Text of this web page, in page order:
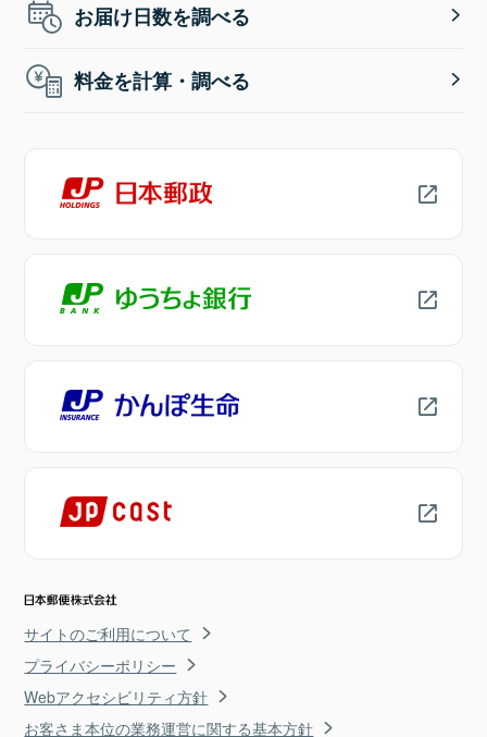
お届け日数を調べる
料金を計算・調べる
サイトのご利用について
プライバシーポリシー
Webアクセシビリティ方針
お客さま本位の業務運営に関する基本方針